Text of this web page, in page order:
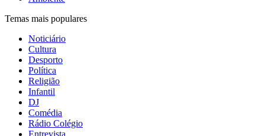
Temas mais populares
Noticiário
Cultura
Desporto
Política
Religião
Infantil
DJ
Comédia
Rádio Colégio
Entrevista